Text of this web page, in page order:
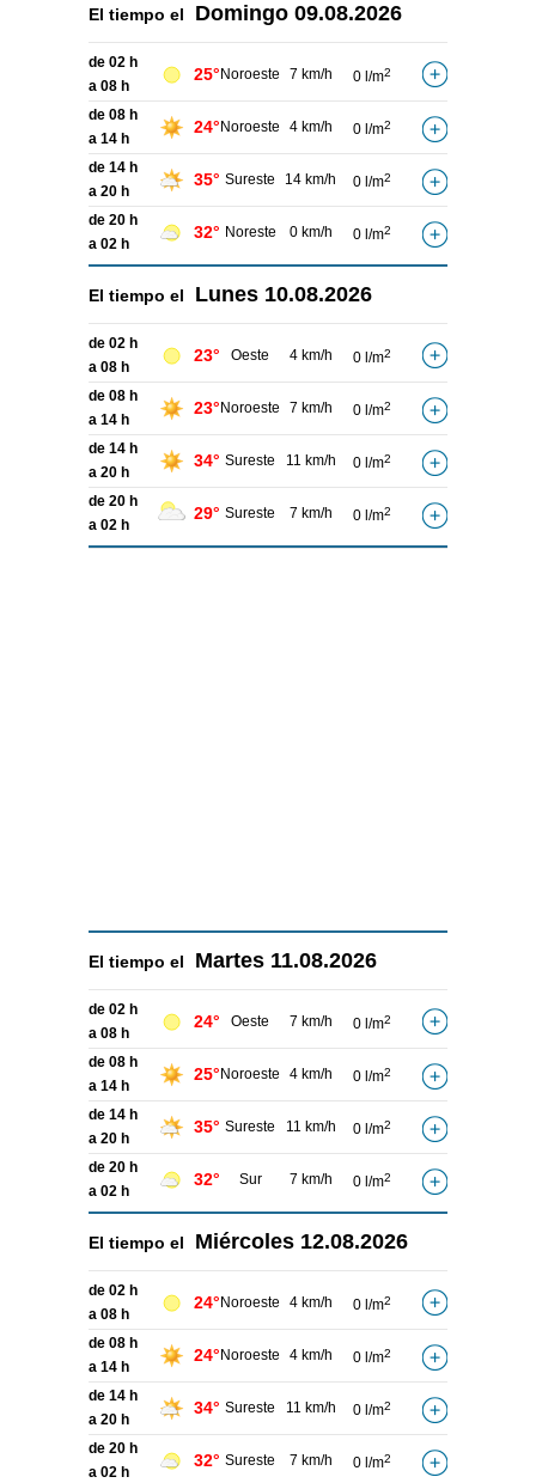
El tiempo el Domingo 09.08.2026
de 02 h
a 08 h
25° Noroeste 7 km/h 0 l/m2
de 08 h
a 14 h
24° Noroeste 4 km/h 0 l/m2
de 14 h
a 20 h
35° Sureste 14 km/h 0 l/m2
de 20 h
a 02 h
32° Noreste 0 km/h 0 l/m2
El tiempo el Lunes 10.08.2026
de 02 h
a 08 h
23° Oeste 4 km/h 0 l/m2
de 08 h
a 14 h
23° Noroeste 7 km/h 0 l/m2
de 14 h
a 20 h
34° Sureste 11 km/h 0 l/m2
de 20 h
a 02 h
29° Sureste 7 km/h 0 l/m2
El tiempo el Martes 11.08.2026
de 02 h
a 08 h
24° Oeste 7 km/h 0 l/m2
de 08 h
a 14 h
25° Noroeste 4 km/h 0 l/m2
de 14 h
a 20 h
35° Sureste 11 km/h 0 l/m2
de 20 h
a 02 h
32° Sur 7 km/h 0 l/m2
El tiempo el Miércoles 12.08.2026
de 02 h
a 08 h
24° Noroeste 4 km/h 0 l/m2
de 08 h
a 14 h
24° Noroeste 4 km/h 0 l/m2
de 14 h
a 20 h
34° Sureste 11 km/h 0 l/m2
de 20 h
a 02 h
32° Sureste 7 km/h 0 l/m2